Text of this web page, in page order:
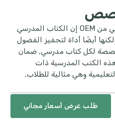
كتاب عمل الكتاب المدرسي ذو الغلاف الصلب المثالي من OEM إن الكتاب المدرسي
أيضًا أداة لتحفيز الفضول
لكل كتاب مدرسي, ضمان
الكتب المدرسية ذات
وهي مثالية للطلاب,
طلب عرض أسعار مجاني